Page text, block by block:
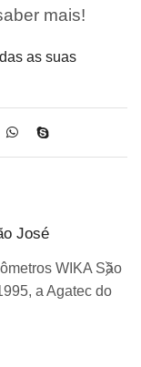
mais!
as suas
José
WIKA São
a Agatec do